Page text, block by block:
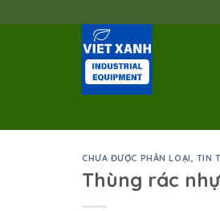
to
CHƯA ĐƯỢC PHÂN LOẠI, TIN
Thùng rác